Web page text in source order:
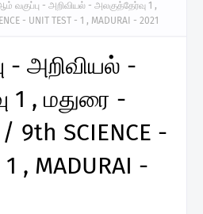
வகுப்பு - அறிவியல் - அலகுத்தேர்வு 1 ,
- UNIT TEST - 1 , MADURAI - 2021
- அறிவியல் -
1 , மதுரை -
/ 9th SCIENCE -
, MADURAI -